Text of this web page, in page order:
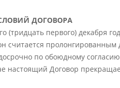
ДОГОВОРА
(тридцать первого)
считается пролонгированным
по обоюдному
настоящий Договор